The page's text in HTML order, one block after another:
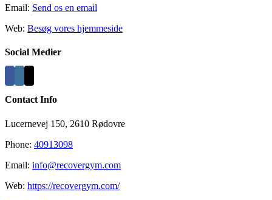
Email: Send os en email
Web: Besøg vores hjemmeside
Social Medier
Contact Info
Lucernevej 150, 2610 Rødovre
Phone: 40913098
Email: info@recovergym.com
Web: https://recovergym.com/